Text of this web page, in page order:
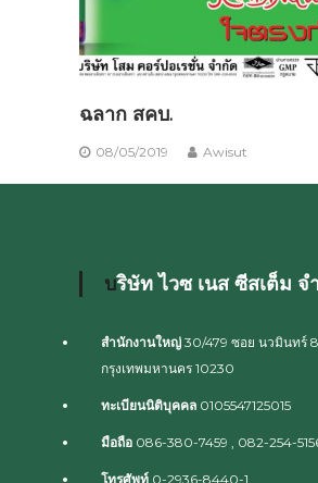
ฉลาก สคบ.
08/05/2019 Awisut
บริษัท ไวซ เนส ซีสเต็ม จ
สำนักงานใหญ่ 30/479 ซอย นวมินทร์
กรุงเทพมหานคร 10230
ทะเบียนนิติบุคคล 0105547125015
มือถือ 086-380-7459 , 082-254-
โทรศัพท์ 0-2936-8440-1